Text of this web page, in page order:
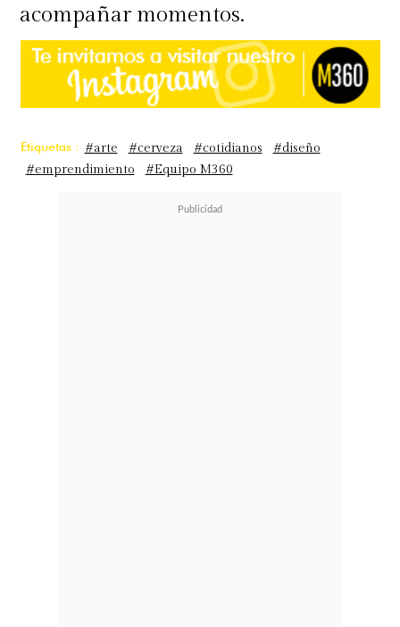
acompañar momentos.
Etiquetas : #arte #cerveza #cotidianos
#diseño
#emprendimiento
#Equipo M360